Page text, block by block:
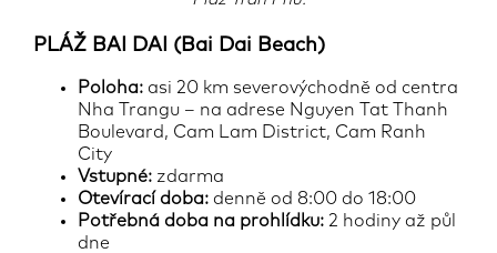
PLÁŽ BAI DAI (Bai Dai Beach)
Poloha: asi 20 km severovýchodně od centra
Nha Trangu – na adrese Nguyen Tat Thanh
Boulevard, Cam Lam District, Cam Ranh
City
Vstupné: zdarma
Otevírací doba: denně od 8:00 do 18:00
Potřebná doba na prohlídku: 2 hodiny až půl
dne